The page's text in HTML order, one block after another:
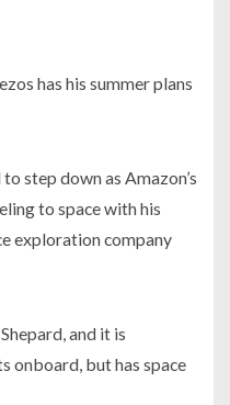
has his summer plans
step down as Amazon’s
to space with his
exploration company
and it is
onboard, but has space